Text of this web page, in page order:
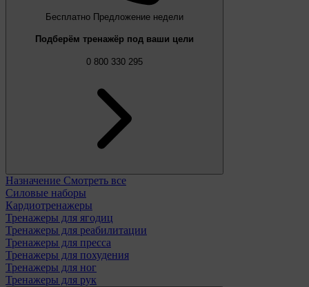
Бесплатно Предложение недели
Подберём тренажёр под ваши цели
0 800 330 295
Назначение Смотреть все
Силовые наборы
Кардиотренажеры
Тренажеры для ягодиц
Тренажеры для реабилитации
Тренажеры для пресса
Тренажеры для похудения
Тренажеры для ног
Тренажеры для рук